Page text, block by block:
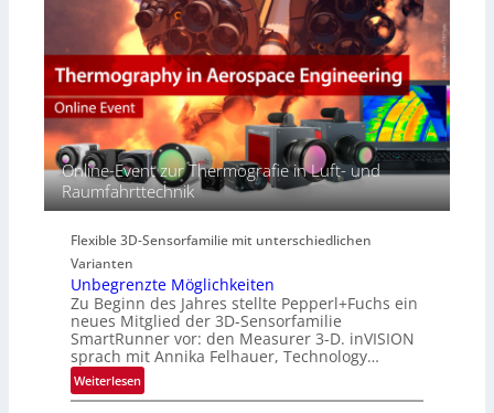
t
s
S
e
i
e
s
-
u
n
d
e
E
A
-
R
e
o
n
s
p
e
c
r
a
l
N
s
‘
Online-Event zur Thermografie in Luft- und
Raumfahrttechnik
Flexible 3D-Sensorfamilie mit unterschiedlichen
Varianten
Unbegrenzte Möglichkeiten
Zu Beginn des Jahres stellte Pepperl+Fuchs ein
neues Mitglied der 3D-Sensorfamilie
SmartRunner vor: den Measurer 3-D. inVISION
sprach mit Annika Felhauer, Technology…
Weiterlesen:
U